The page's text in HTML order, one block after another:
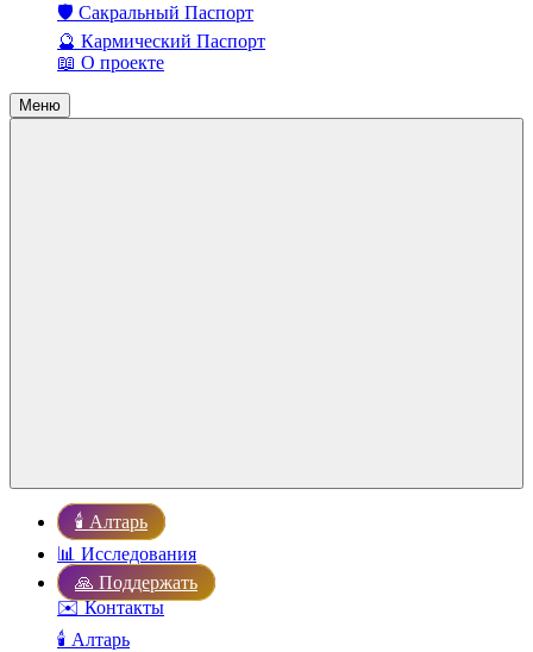
🛡️ Сакральный Паспорт
🔮 Кармический Паспорт
📖 О проекте
Меню
🕯️ Алтарь
📊 Исследования
🙏 Поддержать
✉️ Контакты
🕯️ Алтарь